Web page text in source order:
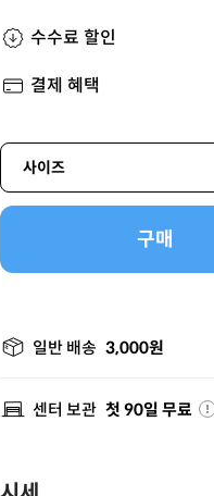
수수료 할인
결제 혜택
사이즈
구매
일반 배송 3,000원
센터 보관 첫 90일 무료